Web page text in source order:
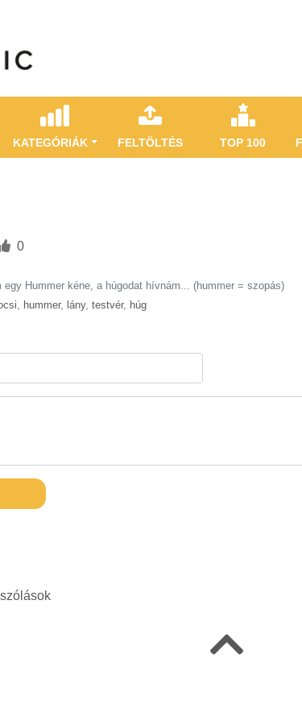
KATEGÓRIÁK FELTÖLTÉS TOP 100
0
egy Hummer kéne, a húgodat hívnám... (hummer = szopás)
, hummer, lány, testvér, húg